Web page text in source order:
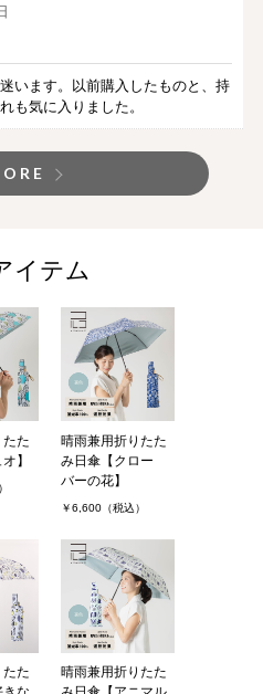
います。以前購入したものと、持
も気に入りました。
イテム
た
】
晴雨兼用折りたた
み日傘【クロー
バーの花】
￥6,600（税込）
た
晴雨兼用折りたた